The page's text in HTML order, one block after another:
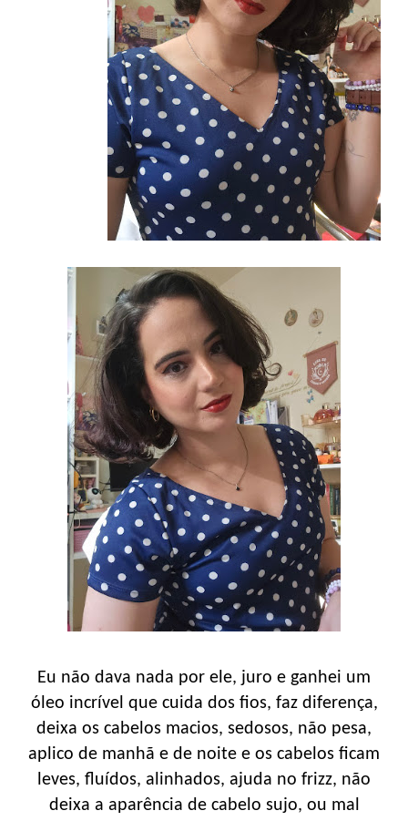
Eu não dava nada por ele, juro e ganhei um
óleo incrível que cuida dos fios, faz diferença,
deixa os cabelos macios, sedosos, não pesa,
aplico de manhã e de noite e os cabelos ficam
leves, fluídos, alinhados, ajuda no frizz, não
deixa a aparência de cabelo sujo, ou mal